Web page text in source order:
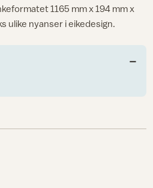
1165 mm x 194 mm x
ulike nyanser i eikedesign.